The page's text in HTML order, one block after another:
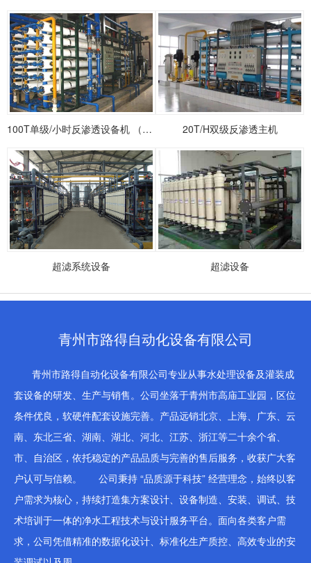
100T单级/小时反渗透设备机 （标配） 20T/H双级反渗透主机
超滤系统设备 超滤设备
青州市路得自动化设备有限公司
青州市路得自动化设备有限公司专业从事水处理设备及灌装成
套设备的研发、生产与销售。公司坐落于青州市高庙工业园，区位
条件优良，软硬件配套设施完善。产品远销北京、上海、广东、云
南、东北三省、湖南、湖北、河北、江苏、浙江等二十余个省、
市、自治区，依托稳定的产品品质与完善的售后服务，收获广大客
户认可与信赖。 公司秉持 “品质源于科技” 经营理念，始终以客
户需求为核心，持续打造集方案设计、设备制造、安装、调试、技
术培训于一体的净水工程技术与设计服务平台。面向各类客户需
求，公司凭借精准的数据化设计、标准化生产质控、高效专业的安